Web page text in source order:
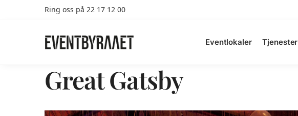
Ring oss på 22 17 12 00
Eventlokaler Tjenester
Search
Great Gatsby